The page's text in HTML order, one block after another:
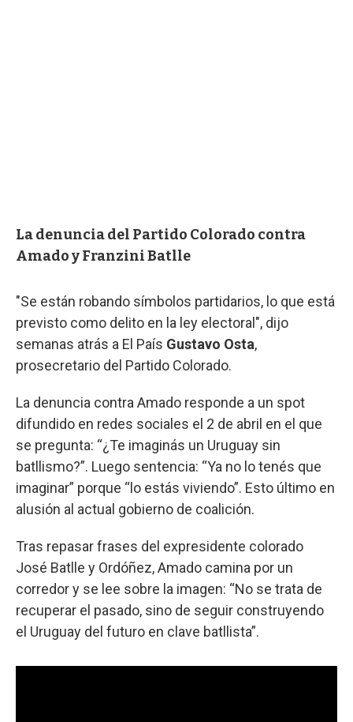
La denuncia del Partido Colorado contra
Amado y Franzini Batlle
"Se están robando símbolos partidarios, lo que está
previsto como delito en la ley electoral", dijo
semanas atrás a El País Gustavo Osta,
prosecretario del Partido Colorado.
La denuncia contra Amado responde a un spot
difundido en redes sociales el 2 de abril en el que
se pregunta: “¿Te imaginás un Uruguay sin
batllismo?”. Luego sentencia: “Ya no lo tenés que
imaginar” porque “lo estás viviendo”. Esto último en
alusión al actual gobierno de coalición.
Tras repasar frases del expresidente colorado
José Batlle y Ordóñez, Amado camina por un
corredor y se lee sobre la imagen: “No se trata de
recuperar el pasado, sino de seguir construyendo
el Uruguay del futuro en clave batllista”.